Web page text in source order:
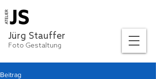
Jürg Stauffer
Foto Gestaltung
Beitrag